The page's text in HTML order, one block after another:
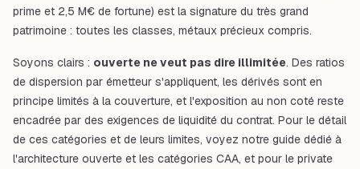
prime et 2,5 M€ de fortune) est la signature du très grand
patrimoine : toutes les classes, métaux précieux compris.
Soyons clairs : ouverte ne veut pas dire illimitée. Des ratios
de dispersion par émetteur s'appliquent, les dérivés sont en
principe limités à la couverture, et l'exposition au non coté reste
encadrée par des exigences de liquidité du contrat. Pour le détail
de ces catégories et de leurs limites, voyez notre guide dédié à
l'architecture ouverte et les catégories CAA, et pour le private